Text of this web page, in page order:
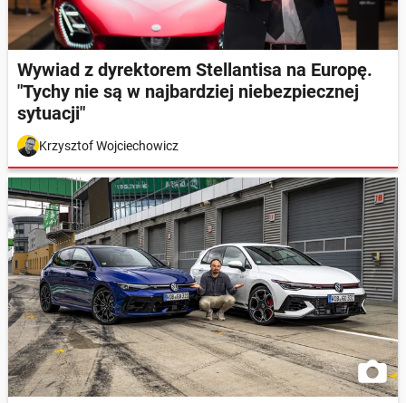
Wywiad z dyrektorem Stellantisa na Europę.
"Tychy nie są w najbardziej niebezpiecznej
sytuacji"
Krzysztof Wojciechowicz